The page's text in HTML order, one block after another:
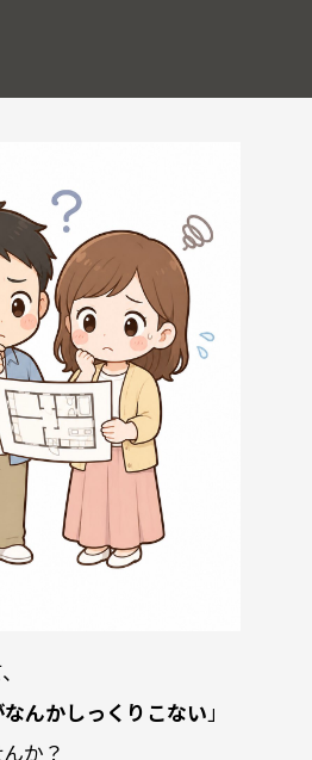
んかしっくりこない 」
か？